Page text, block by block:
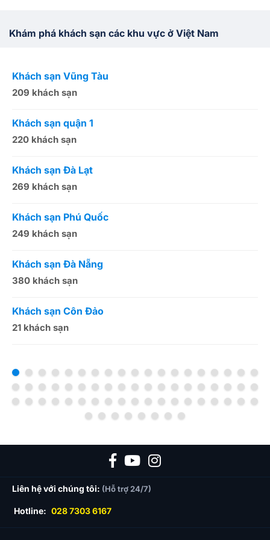
Khám phá khách sạn các khu vực ở Việt Nam
Khách sạn Vũng Tàu
209 khách sạn
Khách sạn quận 1
220 khách sạn
Khách sạn Đà Lạt
269 khách sạn
Khách sạn Phú Quốc
249 khách sạn
Khách sạn Đà Nẵng
380 khách sạn
Khách sạn Côn Đảo
21 khách sạn
Liên hệ với chúng tôi: (Hỗ trợ 24/7)
Hotline: 028 7303 6167